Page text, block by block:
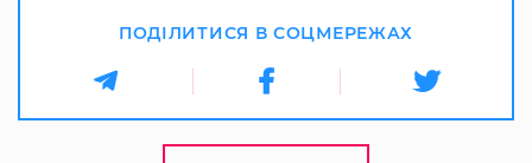
ПОДІЛИТИСЯ В СОЦМЕРЕЖАХ